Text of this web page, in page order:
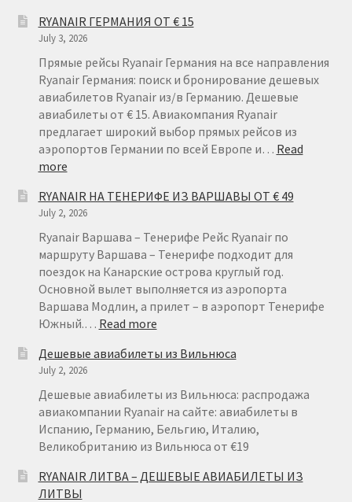
RYANAIR ГЕРМАНИЯ ОТ € 15
July 3, 2026
Прямые рейсы Ryanair Германия на все направления
Ryanair Германия: поиск и бронирование дешевых
авиабилетов Ryanair из/в Германию. Дешевые
авиабилеты от € 15. Авиакомпания Ryanair
предлагает широкий выбор прямых рейсов из
аэропортов Германии по всей Европе и… Read
more:
ГЕРМАНИЯ
ОТ
€
15
RYANAIR НА ТЕНЕРИФЕ ИЗ ВАРШАВЫ ОТ € 49
July 2, 2026
Ryanair Варшава – Тенерифе Рейс Ryanair по
маршруту Варшава – Тенерифе подходит для
поездок на Канарские острова круглый год.
Основной вылет выполняется из аэропорта
Варшава Модлин, а прилет – в аэропорт Тенерифе
Южный.… Read more:
НА
ИЗ
ВАРШАВЫ
ОТ
€
Дешевые авиабилеты из Вильнюса
July 2, 2026
Дешевые авиабилеты из Вильнюса: распродажа
авиакомпании Ryanair на сайте: авиабилеты в
Испанию, Германию, Бельгию, Италию,
Великобританию из Вильнюса от €19
RYANAIR ЛИТВА – ДЕШЕВЫЕ АВИАБИЛЕТЫ ИЗ
ЛИТВЫ